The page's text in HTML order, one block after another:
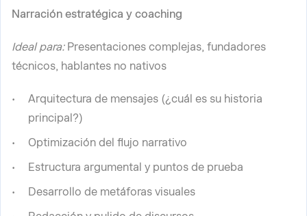
Narración estratégica y coaching
Ideal para:Presentaciones complejas, fundadores
técnicos, hablantes no nativos
Arquitectura de mensajes (¿cuál es su historia
principal?)
Optimización del flujo narrativo
Estructura argumental y puntos de prueba
Desarrollo de metáforas visuales